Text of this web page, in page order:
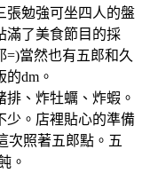
張勉強可坐四人的盤
滿了美食節目的採
當然也有五郎和久
dm。
、炸牡蠣、炸蝦。
少。店裡貼心的準備
次照著五郎點。五
。